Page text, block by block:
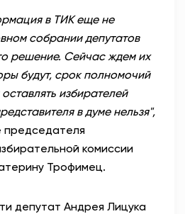
/ Регистрация
в ТИК еще не
собрании депутатов
решение. Сейчас ждем их
будут, срок полномочий
избирателей
в думе нельзя",
председателя
комиссии
Трофимец.
депутат Андрея Лицука